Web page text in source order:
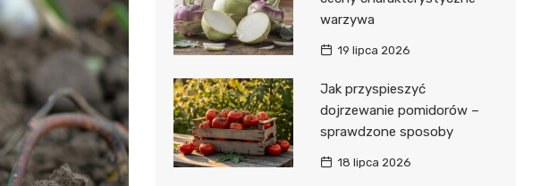
warzywa
19 lipca 2026
Jak przyspieszyć
dojrzewanie pomidorów –
sprawdzone sposoby
18 lipca 2026